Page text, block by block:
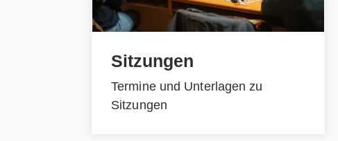
Sitzungen
Termine und Unterlagen zu
Sitzungen